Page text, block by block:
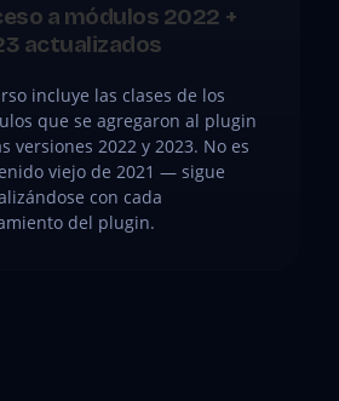
a módulos 2022 +
actualizados
incluye las clases de los
que se agregaron al plugin
versiones 2022 y 2023. No es
viejo de 2021 — sigue
con cada
del plugin.